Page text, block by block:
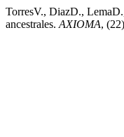
TorresV., DiazD.,
ancestrales. AXIOMA,